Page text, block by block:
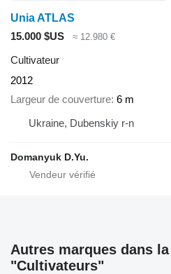
Unia ATLAS
15.000 $US
≈ 12.980 €
Cultivateur
2012
Largeur de couverture 6 m
Ukraine, Dubenskiy r-n
Domanyuk D.Yu.
Autres marques dans
"Cultivateurs"